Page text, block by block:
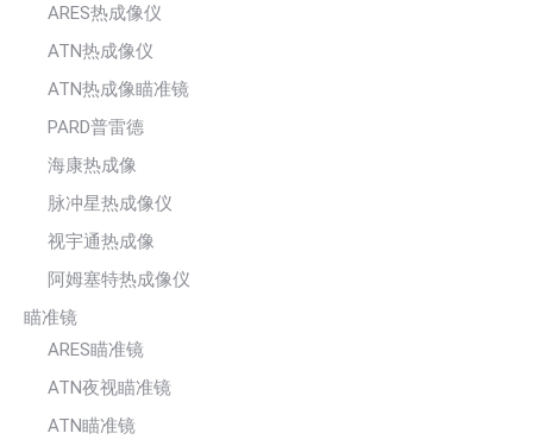
ARES热成像仪
ATN热成像仪
ATN热成像瞄准镜
PARD普雷德
海康热成像
脉冲星热成像仪
视宇通热成像
阿姆塞特热成像仪
瞄准镜
ARES瞄准镜
ATN夜视瞄准镜
ATN瞄准镜